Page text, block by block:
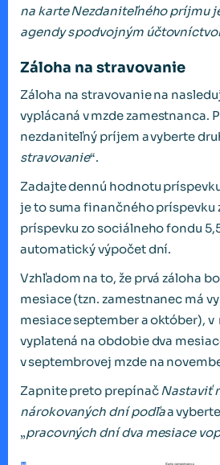
na karte Nezdaniteľného príjmu
agendy spodvojným účtovní
Záloha na stravovanie
Záloha na stravovanie na
vyplácaná v mzde zamestnanca.
nezdaniteľný príjem a vyberte
stravovanie“.
Zadajte dennú hodnotu
je to suma finančného príspevku
príspevku zo sociálneho fondu
automatický výpočet dní.
Vzhľadom na to, že prvá záloha
mesiace (tzn. zamestnanec má
mesiace september a október), v
vyplatená na obdobie dva
v septembrovej mzde na
Zapnite preto prepínačNastaviť
nárokovaných dní podľaa
„pracovných dní dva mesiace